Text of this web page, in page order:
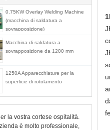
0.75KW Overlay Welding Machine
(macchina di saldatura a
sovrapposizione)
Macchina di saldatura a
sovrapposizione da 1200 mm
1250A Apparecchiature per la
superficie di rotolamento
la vostra cortese ospitalità.
è molto professionale,